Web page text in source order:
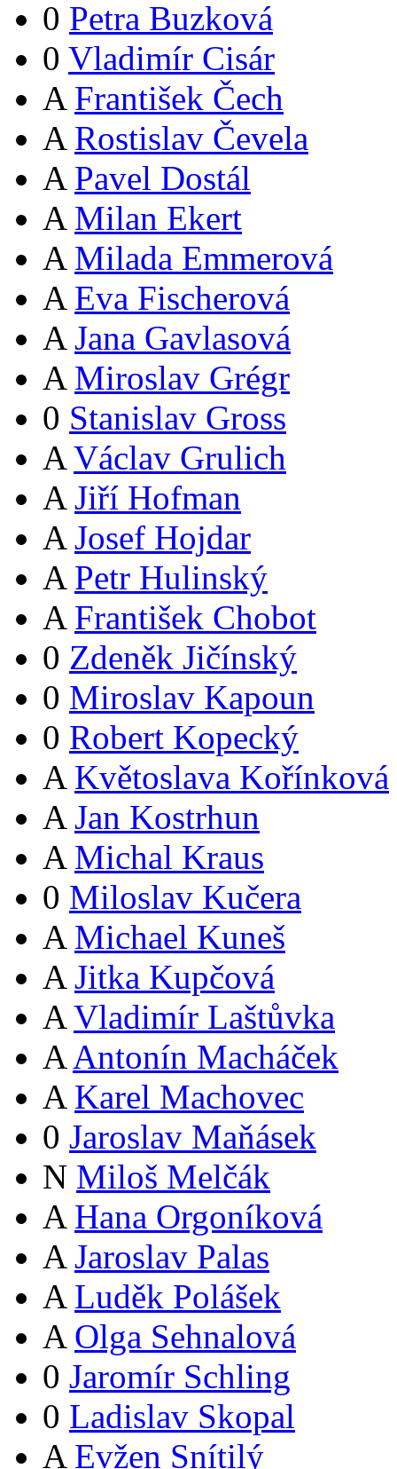
0 Petra Buzková
0 Vladimír Cisár
A František Čech
A Rostislav Čevela
A Pavel Dostál
A Milan Ekert
A Milada Emmerová
A Eva Fischerová
A Jana Gavlasová
A Miroslav Grégr
0 Stanislav Gross
A Václav Grulich
A Jiří Hofman
A Josef Hojdar
A Petr Hulinský
A František Chobot
0 Zdeněk Jičínský
0 Miroslav Kapoun
0 Robert Kopecký
A Květoslava Kořínková
A Jan Kostrhun
A Michal Kraus
0 Miloslav Kučera
A Michael Kuneš
A Jitka Kupčová
A Vladimír Laštůvka
A Antonín Macháček
A Karel Machovec
0 Jaroslav Maňásek
N Miloš Melčák
A Hana Orgoníková
A Jaroslav Palas
A Luděk Polášek
A Olga Sehnalová
0 Jaromír Schling
0 Ladislav Skopal
A Evžen Snítilý